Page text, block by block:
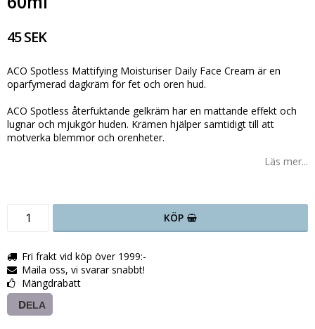
45 SEK
ACO Spotless Mattifying Moisturiser Daily Face Cream är en
oparfymerad dagkräm för fet och oren hud.
ACO Spotless återfuktande gelkräm har en mattande effekt och
lugnar och mjukgör huden. Krämen hjälper samtidigt till att
motverka blemmor och orenheter.
Läs mer...
KÖP
Fri frakt vid köp över 1999:-
Maila oss, vi svarar snabbt!
Mängdrabatt
DELA